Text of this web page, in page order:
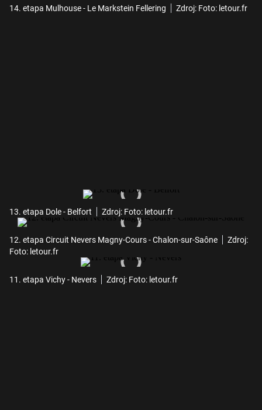
14. etapa Mulhouse - Le Markstein Fellering Zdroj: Foto: letour.fr
13. etapa Dole - Belfort Zdroj: Foto: letour.fr
12. etapa Circuit Nevers Magny-Cours - Chalon-sur-Saône
Zdroj:
Foto: letour.fr
11. etapa Vichy - Nevers Zdroj: Foto: letour.fr